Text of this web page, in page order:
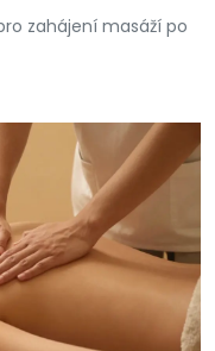
zahájení masáží po